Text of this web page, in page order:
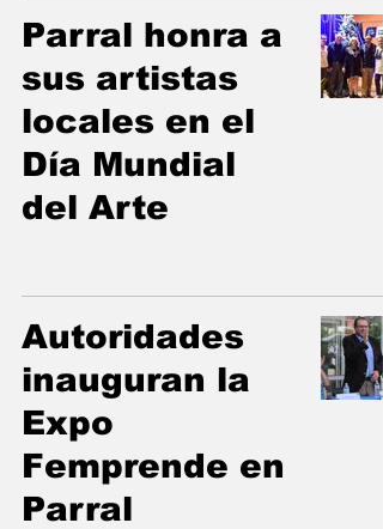
Parral honra a
sus artistas
locales en el
Día Mundial
del Arte
Autoridades
inauguran la
Expo
Femprende en
Parral